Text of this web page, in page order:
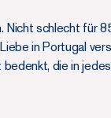
Nicht schlecht für
in Portugal
bedenkt, die in